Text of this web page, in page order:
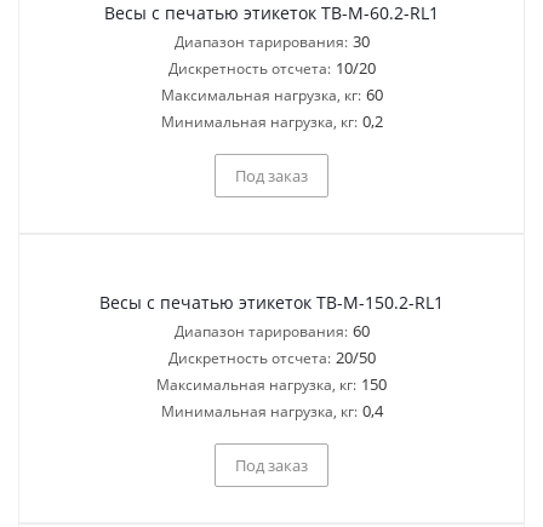
Весы с печатью этикеток ТВ-M-60.2-RL1
Диапазон тарирования: 30
Дискретность отсчета: 10/20
Максимальная нагрузка, кг: 60
Минимальная нагрузка, кг: 0,2
Под заказ
Весы с печатью этикеток ТВ-M-150.2-RL1
Диапазон тарирования: 60
Дискретность отсчета: 20/50
Максимальная нагрузка, кг: 150
Минимальная нагрузка, кг: 0,4
Под заказ